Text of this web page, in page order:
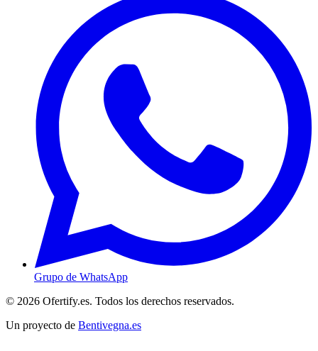
Grupo de WhatsApp
© 2026 Ofertify.es. Todos los derechos reservados.
Un proyecto de Bentivegna.es